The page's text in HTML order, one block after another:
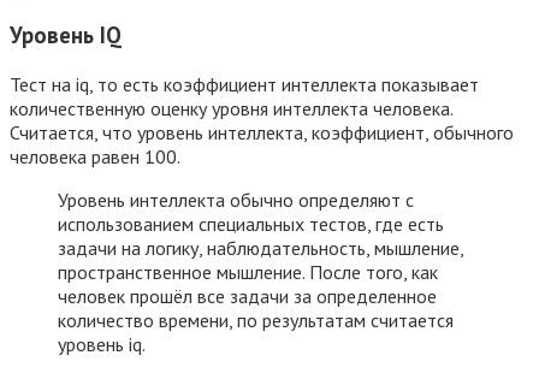
Уровень IQ
Тест на iq, то есть коэффициент интеллекта показывает
количественную оценку уровня интеллекта человека.
Считается, что уровень интеллекта, коэффициент, обычного
человека равен 100.
Уровень интеллекта обычно определяют с
использованием специальных тестов, где есть
задачи на логику, наблюдательность, мышление,
пространственное мышление. После того, как
человек прошёл все задачи за определенное
количество времени, по результатам считается
уровень iq.